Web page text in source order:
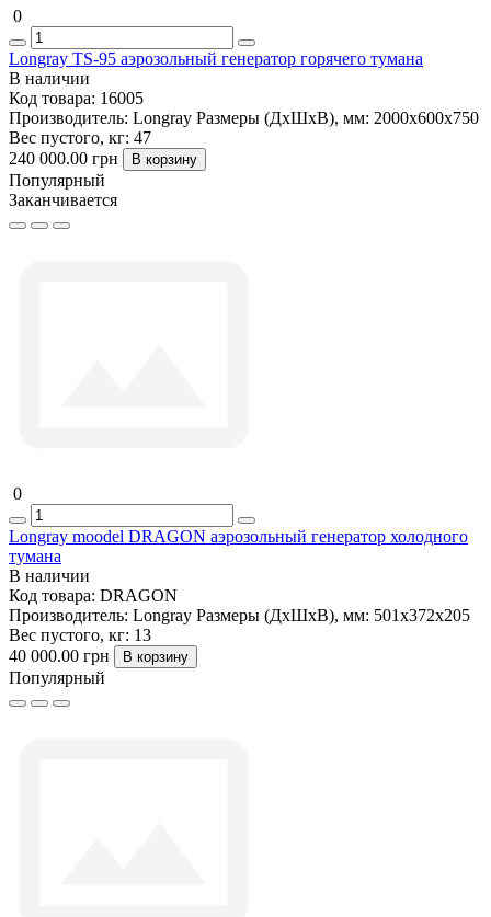
0
Longray TS-95 аэрозольный генератор горячего тумана
В наличии
Код товара: 16005
Производитель: Longray Размеры (ДxШxВ), мм: 2000х600х750
Вес пустого, кг: 47
240 000.00 грн
В корзину
Популярный
Заканчивается
0
Longray moodel DRAGON аэрозольный генератор холодного
тумана
В наличии
Код товара: DRAGON
Производитель: Longray Размеры (ДxШxВ), мм: 501х372х205
Вес пустого, кг: 13
40 000.00 грн
В корзину
Популярный